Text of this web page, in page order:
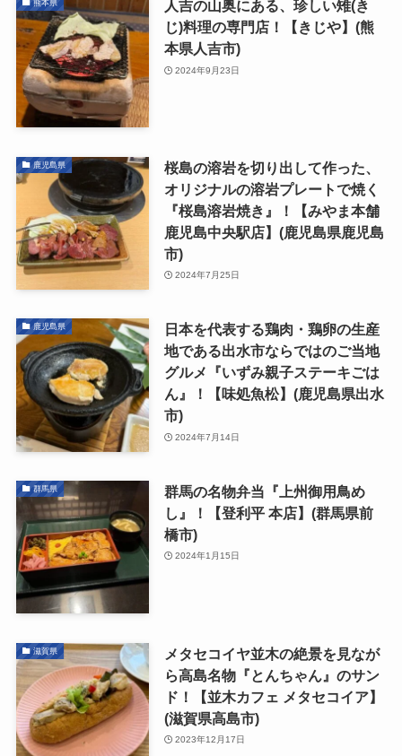
熊本県
人吉の山奥にある、珍しい雉(き
じ)料理の専門店！【きじや】(熊
本県人吉市)
2024年9月23日
鹿児島県
桜島の溶岩を切り出して作った、
オリジナルの溶岩プレートで焼く
『桜島溶岩焼き』！【みやま本舗
鹿児島中央駅店】(鹿児島県鹿児島
市)
2024年7月25日
鹿児島県
日本を代表する鶏肉・鶏卵の生産
地である出水市ならではのご当地
グルメ『いずみ親子ステーキごは
ん』！【味処魚松】(鹿児島県出水
市)
2024年7月14日
群馬県
群馬の名物弁当『上州御用鳥め
し』！【登利平 本店】(群馬県前
橋市)
2024年1月15日
滋賀県
メタセコイヤ並木の絶景を見なが
ら高島名物『とんちゃん』のサン
ド！【並木カフェ メタセコイア】
(滋賀県高島市)
2023年12月17日